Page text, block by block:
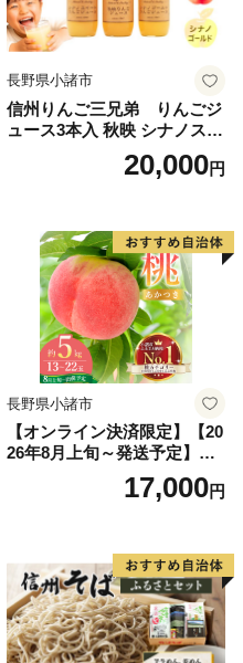
長野県小諸市
信州りんご三兄弟 りんごジ
ュース3本入 秋映 シナノスイ
ート シナノゴールド 信州 長
野 お土産 お取り寄せ スイー
20,000円
長野県小諸市
【オンライン決済限定】【20
26年8月上旬～発送予定】桃
先行予約 浅間水蜜桃 あかつ
き 約5kg 秀品 13～22玉 贈答
17,000円